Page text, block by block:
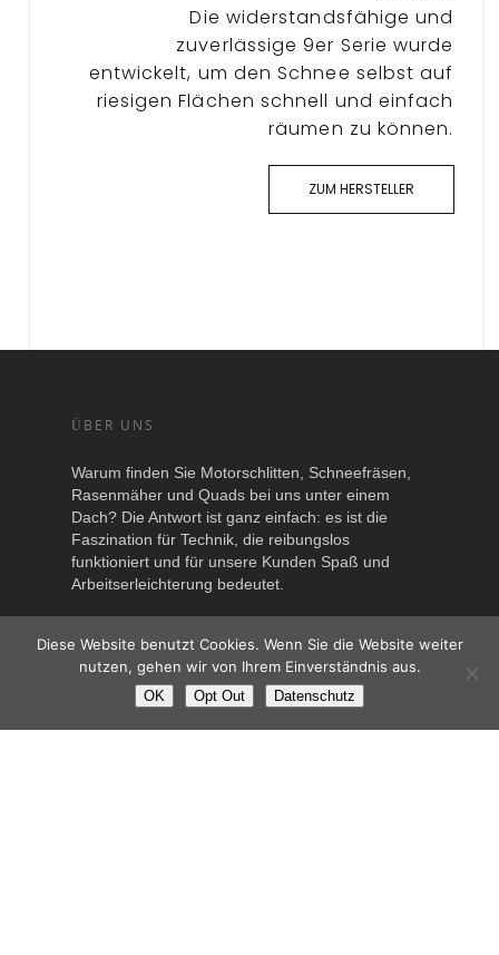
Die widerstandsfähige und
zuverlässige 9er Serie wurde
entwickelt, um den Schnee selbst auf
riesigen Flächen schnell und einfach
räumen zu können.
ZUM HERSTELLER
ÜBER UNS
Warum finden Sie Motorschlitten, Schneefräsen,
Rasenmäher und Quads bei uns unter einem
Dach? Die Antwort ist ganz einfach: es ist die
Faszination für Technik, die reibungslos
funktioniert und für unsere Kunden Spaß und
Arbeitserleichterung bedeutet.
Wir sind da für Sie!!! Gartengeräte, Rasenroboter
oder Reparaturen für jegliche Maschinen!
Diese Website benutzt Cookies. Wenn Sie die Website weiter
nutzen, gehen wir von Ihrem Einverständnis aus.
OK Opt Out Datenschutz